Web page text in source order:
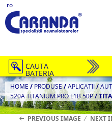
ro
CAUTA
BATERIA
HOME / PRODUSE/APLICATII/
520A TITANIUM PRO L1B 50P/
PREVIOUS IMAGE NEXT